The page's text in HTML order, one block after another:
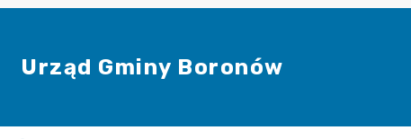
Urząd Gminy Boronów